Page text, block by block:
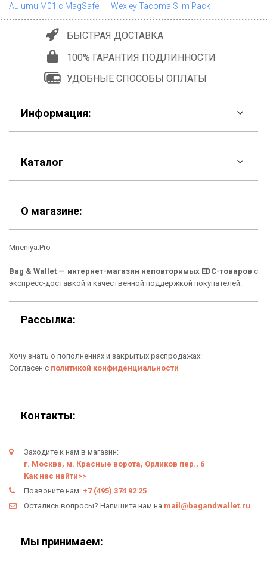
Aulumu M01 с MagSafe
Wexley Tacoma Slim Pack
БЫСТРАЯ ДОСТАВКА
100% ГАРАНТИЯ ПОДЛИННОСТИ
УДОБНЫЕ СПОСОБЫ ОПЛАТЫ
Информация:
F.A.Q
Контакты
Шоурум
Материалы
Подарочные сертификаты
О нас
Отзывы о Bag & Wallet
Гарантия
Условия возврата
Оферта
Политика конфиденциальности
Каталог
Скидки
Кошельки
Рюкзаки
Сумки
Новинки
Подарки
О магазине:
Mneniya.Pro
Bag & Wallet — интернет-магазин неповторимых EDC-товаров с
экспресс-доставкой и качественной поддержкой покупателей.
Рассылка:
Хочу знать о пополнениях и закрытых распродажах:
Согласен с политикой конфиденциальности
Контакты:
Заходите к нам в магазин:
г. Москва, м. Красные ворота, Орликов пер., 6
Как нас найти>>
Позвоните нам: +7 (495) 374 92 25
Остались вопросы? Напишите нам на mail@bagandwallet.ru
Мы принимаем: